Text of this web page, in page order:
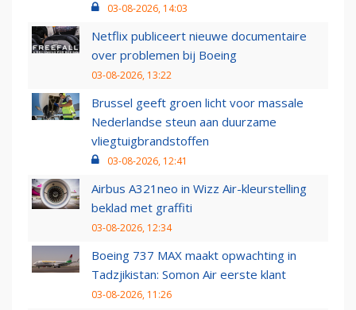
03-08-2026, 14:03
Netflix publiceert nieuwe documentaire
over problemen bij Boeing
03-08-2026, 13:22
Brussel geeft groen licht voor massale
Nederlandse steun aan duurzame
vliegtuigbrandstoffen
03-08-2026, 12:41
Airbus A321neo in Wizz Air-kleurstelling
beklad met graffiti
03-08-2026, 12:34
Boeing 737 MAX maakt opwachting in
Tadzjikistan: Somon Air eerste klant
03-08-2026, 11:26